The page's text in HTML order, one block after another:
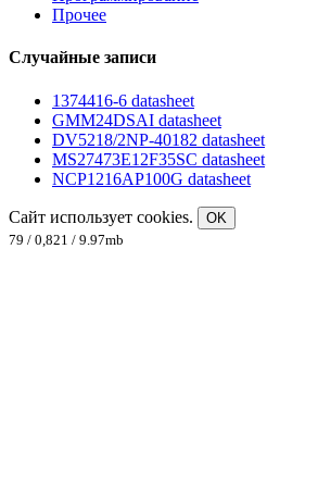
Прочее
Случайные записи
1374416-6 datasheet
GMM24DSAI datasheet
DV5218/2NP-40182 datasheet
MS27473E12F35SC datasheet
NCP1216AP100G datasheet
Сайт использует cookies.
OK
79 / 0,821 / 9.97mb